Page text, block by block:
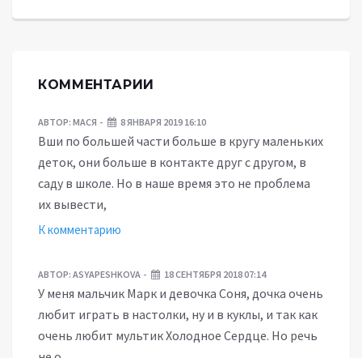
КОММЕНТАРИИ
АВТОР: МАСЯ 8 ЯНВАРЯ 2019 16:10
Вши по большей части больше в кругу маленьких
деток, они больше в контакте друг с другом, в
саду в школе. Но в наше время это не проблема
их вывести,
К комментарию
АВТОР: ASYAPESHKOVA 18 СЕНТЯБРЯ 2018 07:14
У меня мальчик Марк и девочка Соня, дочка очень
любит играть в настолки, ну и в куклы, и так как
очень любит мультик Холодное Сердце. Но речь